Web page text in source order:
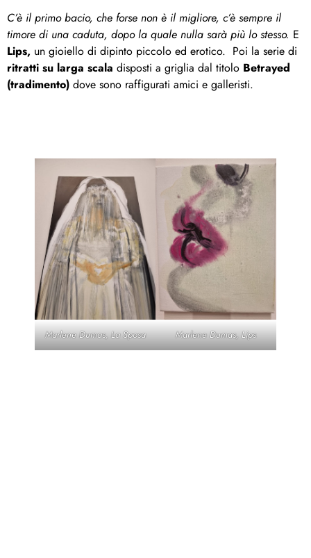
C’è il primo bacio, che forse non è il migliore, c’è sempre il
timore di una caduta, dopo la quale nulla sarà più lo stesso. E
Lips, un gioiello di dipinto piccolo ed erotico. Poi la serie di
ritratti su larga scala disposti a griglia dal titolo Betrayed
(tradimento) dove sono raffigurati amici e galleristi.
Marlene Dumas, La Sposa Marlene Dumas, Lips